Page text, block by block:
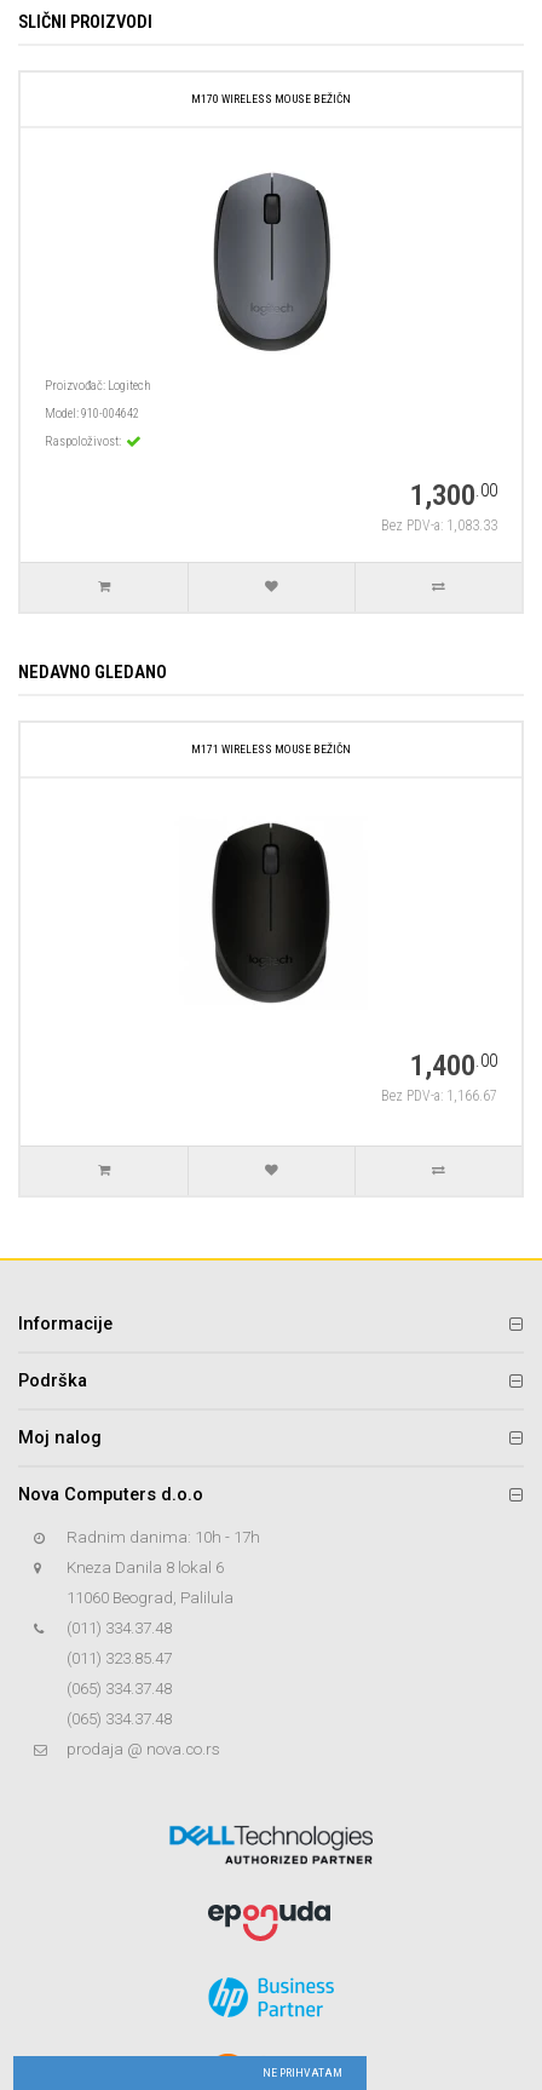
NE PRIHVATAM
SLIČNI PROIZVODI
M170 WIRELESS MOUSE BEŽIČN
Proizvođač: Logitech
Model:910-004642
Raspoloživost:
1,300.00
Bez PDV-a: 1,083.33
NEDAVNO GLEDANO
M171 WIRELESS MOUSE BEŽIČN
1,400.00
Bez PDV-a: 1,166.67
Informacije
Podrška
Moj nalog
Nova Computers d.o.o
Radnim danima: 10h - 17h
Kneza Danila 8 lokal 6
11060 Beograd, Palilula
(011) 334.37.48
(011) 323.85.47
(065) 334.37.48
(065) 334.37.48
prodaja @ nova.co.rs